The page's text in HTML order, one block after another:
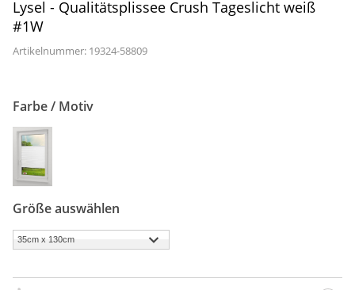
Lysel - Qualitätsplissee Crush Tageslicht weiß
#1W
Artikelnummer: 19324-58809
Farbe / Motiv
Größe auswählen